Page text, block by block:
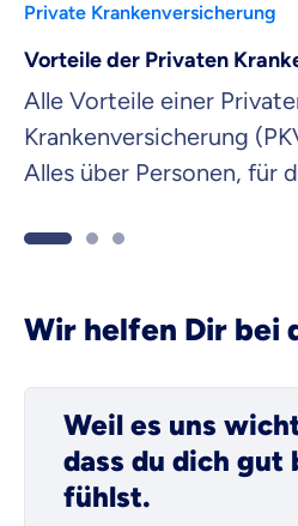
Private Krankenversicherung
Vorteile der Privaten
Alle Vorteile einer
Krankenversicherung
Alles über Personen, für
Wir helfen Dir bei
Weil es uns
dass du dich gut
fühlst.